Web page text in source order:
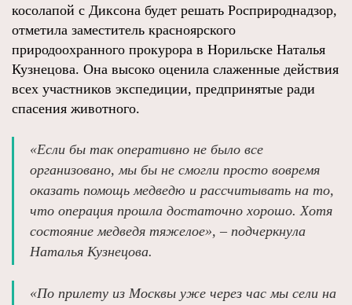
косолапой с Диксона будет решать Росприроднадзор,
отметила заместитель красноярского
природоохранного прокурора в Норильске Наталья
Кузнецова. Она высоко оценила слаженные действия
всех участников экспедиции, предпринятые ради
спасения животного.
«Если бы так оперативно не было все
организовано, мы бы не смогли просто вовремя
оказать помощь медведю и рассчитывать на то,
что операция прошла достаточно хорошо. Хотя
состояние медведя тяжелое», – подчеркнула
Наталья Кузнецова.
«По прилету из Москвы уже через час мы сели на